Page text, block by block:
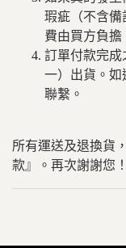
瑕疵（不含備
費由買方負擔
訂單付款完成
一）出貨。如
聯繫。
所有運送及退換貨
款』。再次謝謝您！